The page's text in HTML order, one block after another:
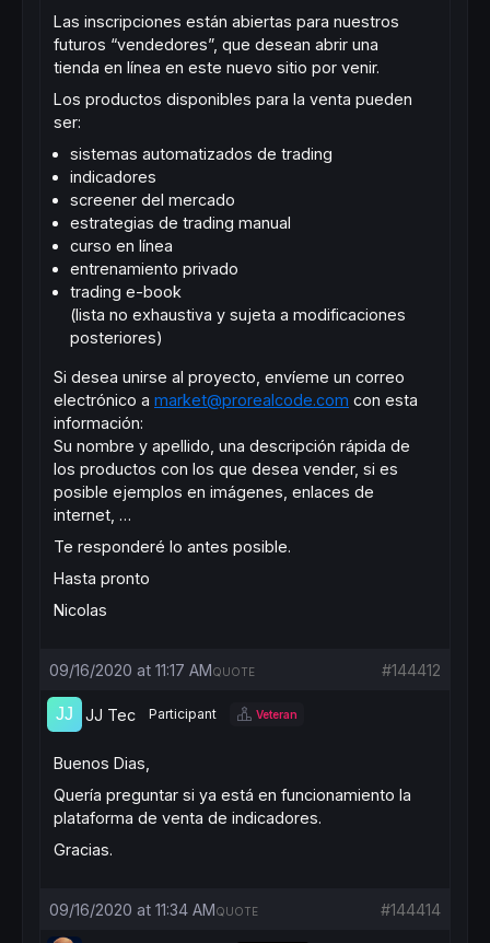
Las inscripciones están abiertas para nuestros
futuros “vendedores”, que desean abrir una
tienda en línea en este nuevo sitio por venir.
Los productos disponibles para la venta pueden
ser:
sistemas automatizados de trading
indicadores
screener del mercado
estrategias de trading manual
curso en línea
entrenamiento privado
trading e-book
(lista no exhaustiva y sujeta a modificaciones
posteriores)
Si desea unirse al proyecto, envíeme un correo
electrónico a market@prorealcode.com con esta
información:
Su nombre y apellido, una descripción rápida de
los productos con los que desea vender, si es
posible ejemplos en imágenes, enlaces de
internet, …
Te responderé lo antes posible.
Hasta pronto
Nicolas
09/16/2020 at 11:17 AM #144412
QUOTE
JJ Tec Participant Veteran
Buenos Dias,
Quería preguntar si ya está en funcionamiento la
plataforma de venta de indicadores.
Gracias.
09/16/2020 at 11:34 AM #144414
QUOTE